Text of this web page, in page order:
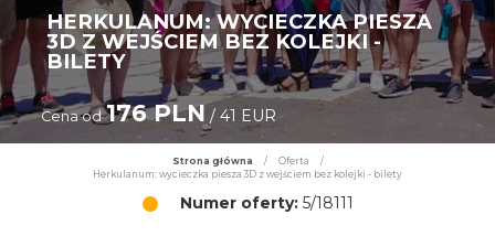
HERKULANUM: WYCIECZKA PIESZA
3D Z WEJŚCIEM BEZ KOLEJKI -
BILETY
Cena od 176 PLN/ 41 EUR
Strona główna / Oferta
/
Herkulanum: wycieczka piesza 3D z wejściem bez kolejki - bilety
Numer oferty:5/18111